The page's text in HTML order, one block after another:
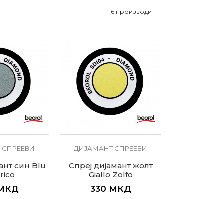
6 производи
син Blu
ДИЈАМАНТ СПРЕЕВИ
Спреј дијамант жолт
Giallo Zolfo
330 МКД